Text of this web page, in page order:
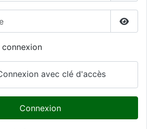
avec clé d'accès
Connexion